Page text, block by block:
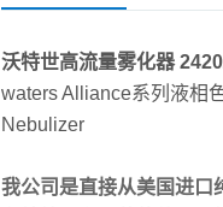
沃特世高流量雾化器
waters Alliance系列液相
Nebulizer
我公司是直接从美国进口